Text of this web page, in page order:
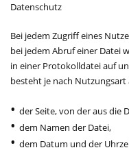
Datenschutz
Bei jedem Zugriff eines
bei jedem Abruf einer Datei
in einer Protokolldatei auf
besteht je nach Nutzungsart
der Seite, von der aus die
dem Namen der Datei,
dem Datum und der